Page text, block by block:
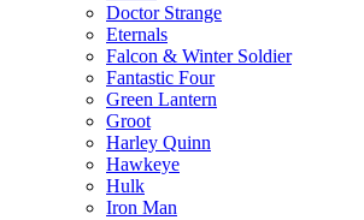
Doctor Strange
Eternals
Falcon & Winter Soldier
Fantastic Four
Green Lantern
Groot
Harley Quinn
Hawkeye
Hulk
Iron Man